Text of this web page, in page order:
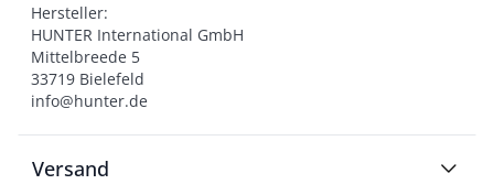
Hersteller:
HUNTER International GmbH
Mittelbreede 5
33719 Bielefeld
info@hunter.de
Versand